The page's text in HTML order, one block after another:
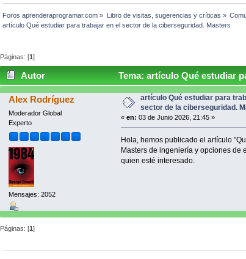
Foros aprenderaprogramar.com » Libro de visitas, sugerencias y críticas »
artículo Qué estudiar para trabajar en el sector de la ciberseguridad. Masters
Páginas: [1]
Autor
Tema: artículo Qué estudiar
Masters (Leído 1700 veces)
Alex Rodríguez
Moderador Global
Experto
Mensajes: 2052
artículo Qué estudiar para
sector de la ciberseguridad.
« en: 03 de Junio 2026, 21:45 »
Hola, hemos publicado el artículo
Masters de ingeniería y opciones de
quien esté interesado.
Páginas: [1]